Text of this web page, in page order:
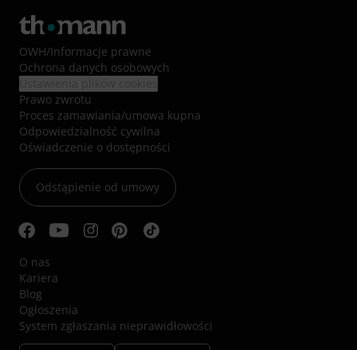
OWH/Informacje prawne
Ochrona danych osobowych
Prawo zwrotu
Proces zamawiania/umowa kupna
Odpowiedzialność cywilna
Oświadczenie o dostępności
Odstąpienie od umowy
O nas
Kariera
Blog
Ogłoszenia
System zgłaszania nieprawidłowości